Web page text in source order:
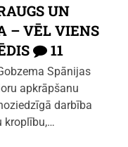
UN
– VĒL VIENS
11
Spānijas
apkrāpšanu
darbība
kroplību,…